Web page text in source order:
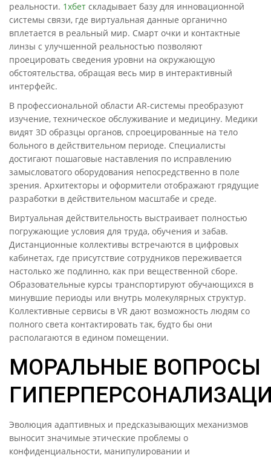
реальности. 1хбет складывает базу для инновационной
системы связи, где виртуальная данные органично
вплетается в реальный мир. Смарт очки и контактные
линзы с улучшенной реальностью позволяют
проецировать сведения уровни на окружающую
обстоятельства, обращая весь мир в интерактивный
интерфейс.
В профессиональной области AR-системы преобразуют
изучение, техническое обслуживание и медицину. Медики
видят 3D образцы органов, спроецированные на тело
больного в действительном периоде. Специалисты
достигают пошаговые наставления по исправлению
замысловатого оборудования непосредственно в поле
зрения. Архитекторы и оформители отображают грядущие
разработки в действительном масштабе и среде.
Виртуальная действительность выстраивает полностью
погружающие условия для труда, обучения и забав.
Дистанционные коллективы встречаются в цифровых
кабинетах, где присутствие сотрудников переживается
настолько же подлинно, как при вещественной сборе.
Образовательные курсы транспортируют обучающихся в
минувшие периоды или внутрь молекулярных структур.
Коллективные сервисы в VR дают возможность людям со
полного света контактировать так, будто бы они
располагаются в едином помещении.
МОРАЛЬНЫЕ ВОПРОСЫ
Эволюция адаптивных и предсказывающих механизмов
выносит значимые этические проблемы о
конфиденциальности, манипулировании и